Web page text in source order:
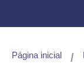
Página inicial /